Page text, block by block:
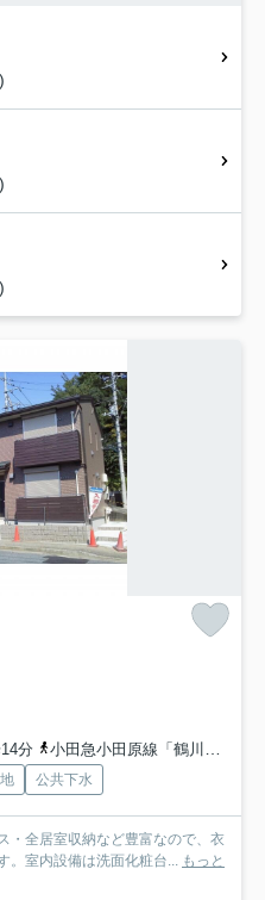
分
小田急小田原線「鶴川」駅 徒歩30分
公共下水
・全居室収納など豊富なので、衣
。室内設備は洗面化粧台... もっと